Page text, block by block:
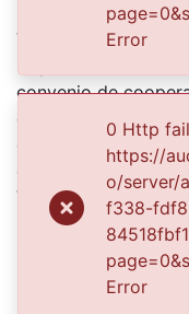
El Archivo del
Valle del Cauca es
convenio de
del Cultura
esfuerzos para su
divulgación del
Vallecaucana,
investigadores que
su uso y consulta
un colaborador en
la tecnología que
Error
0 Http
https://
o/server/
f338-
Error